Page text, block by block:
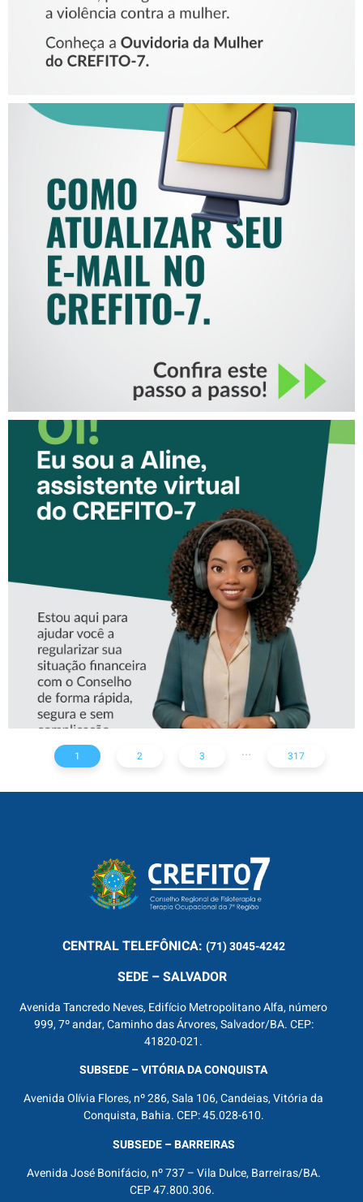
COMO ATUALIZAR SEU E-
MAIL NO CREFITO-7
CONHEÇA A ‘ALINE’,
ASSISTENTE VIRTUAL DO
CREFITO-7
1 2 3 ... 317
CENTRALTELEFÔNICA: (71) 3045-4242
SEDE – SALVADOR
Avenida Tancredo Neves, Edifício Metropolitano Alfa, número
999, 7º andar, Caminho das Árvores, Salvador/BA. CEP:
41820-021.
SUBSEDE – VITÓRIA DA CONQUISTA
Avenida Olívia Flores, nº 286, Sala 106, Candeias, Vitória da
Conquista, Bahia. CEP: 45.028-610.
SUBSEDE – BARREIRAS
Avenida José Bonifácio, nº 737 – Vila Dulce, Barreiras/BA.
CEP 47.800.306.